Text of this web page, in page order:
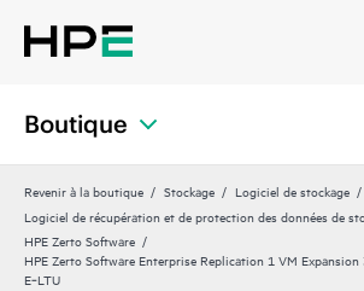
Boutique
Revenir à la boutique Stockage
Logiciel de stockage
Logiciel de récupération et de protection des données de
HPE Zerto Software
HPE Zerto Software Enterprise Replication 1 VM
E‑LTU